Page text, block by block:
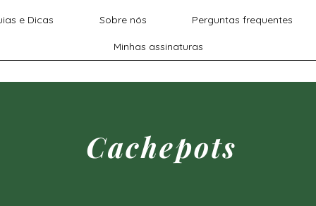
e Dicas Sobre nós Perguntas frequentes
Minhas assinaturas
Cachepots